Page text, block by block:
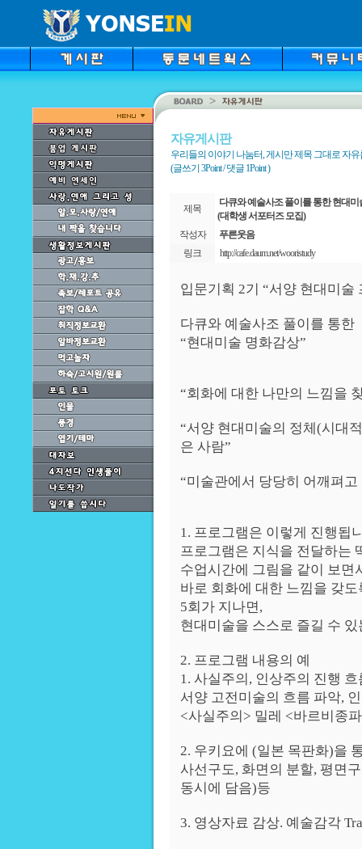
자유게시판
우리들의 이야기 나눔터, 게시만 제목 그대로 자
(글쓰기 3Point / 댓글 1Point )
제목
다큐와 예술사조 풀이를 통한 현대
(대학생 서포터즈 모집)
작성자
푸른웃음
링크
http://cafe.daum.net/wooristudy
입문기획 2기 “서양 현대미술
다큐와 예술사조 풀이를 통한
“현대미술 명화감상”
“회화에 대한 나만의 느낌을
“서양 현대미술의 정체(시대
은 사람”
“미술관에서 당당히 어깨펴
1. 프로그램은 이렇게 진행됩
프로그램은 지식을 전달하는
수업시간에 그림을 같이 보면
바로 회화에 대한 느낌을 갖
5회가 지나면,
현대미술을 스스로 즐길 수
2. 프로그램 내용의 예
1. 사실주의, 인상주의 진행 흐
서양 고전미술의 흐름 파악,
<사실주의> 밀레 <바르비종
2. 우키요에 (일본 목판화)을
사선구도, 화면의 분할, 평면
동시에 담음)등
3. 영상자료 감상. 예술감각